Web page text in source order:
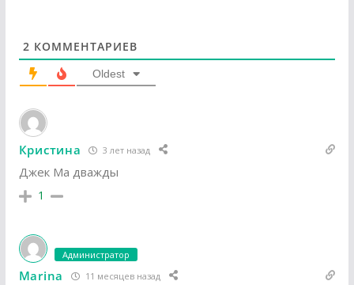
2 КОММЕНТАРИЕВ
Oldest
Кристина 3 лет назад
Джек Ма дважды
1
Администратор
Marina 11 месяцев назад